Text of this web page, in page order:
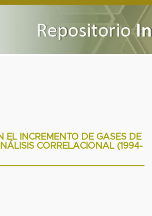
EL INCREMENTO DE GASES DE
CORRELACIONAL (1994-